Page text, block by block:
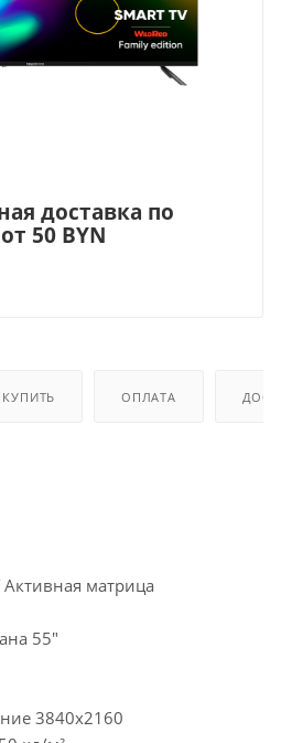
доставка по
50 BYN
КУПИТЬ ОПЛАТА
Активная матрица
55"
3840x2160